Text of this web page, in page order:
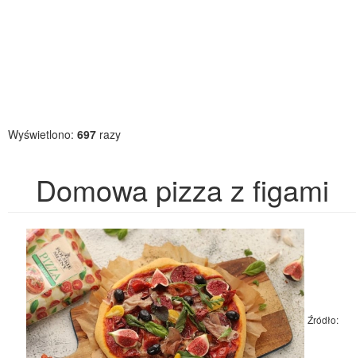
Wyświetlono: 697 razy
Domowa pizza z figami
Źródło: